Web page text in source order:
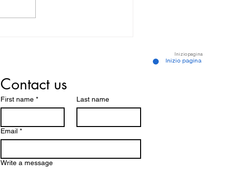
Inizio pagina
Contact us
First name * Last name
Email *
Write a message
Inizio pagina